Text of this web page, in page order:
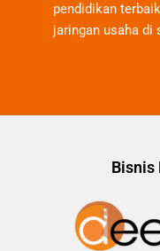
pendidikan
jaringan usaha di
Bisnis